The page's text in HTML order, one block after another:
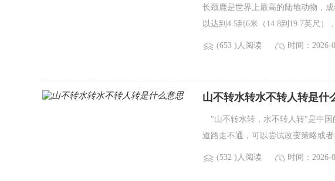
长颈鹿是世界上最高的陆地动物，
以达到4.5到6米（14.8到19.7英尺）
(653 )人阅读 时间：2026-
山不转水转水不转人转是什
"山不转水转，水不转人转"是中国
道路走不通，可以尝试改变策略或者
(532 )人阅读 时间：2026-